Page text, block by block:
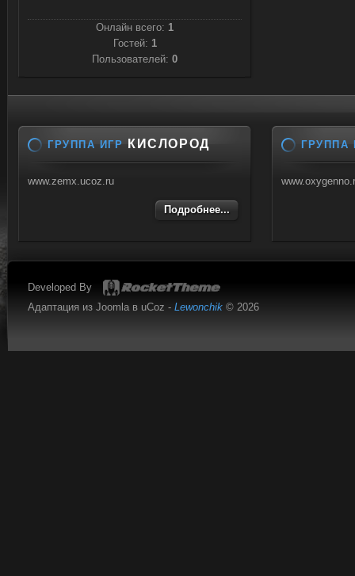
Онлайн всего: 1
Гостей: 1
Пользователей: 0
ГРУППА ИГР КИСЛОРОД
www.zemx.ucoz.ru
Подробнее...
ГРУППА
Developed By
Адаптация из Joomla в uCoz - Lewonchik © 2026